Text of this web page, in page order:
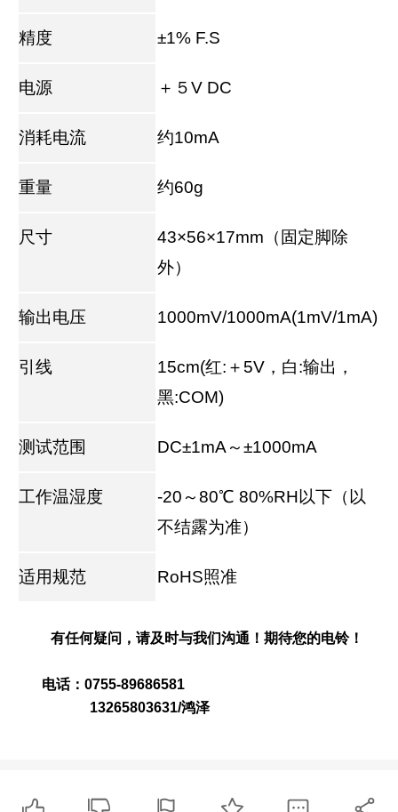
精度 ±1% F.S
电源 ＋５V DC
消耗电流 约10mA
重量 约60g
尺寸
43×56×17mm（固定脚除
外）
输出电压 1000mV/1000mA(1mV/1mA)
引线
15cm(红:＋5V，白:输出，
黑:COM)
测试范围 DC±1mA～±1000mA
工作温湿度
-20～80℃ 80%RH以下（以
不结露为准）
适用规范 RoHS照准
有任何疑问，请及时与我们沟通！期待您的电铃！
电话：0755-89686581
13265803631/鸿泽